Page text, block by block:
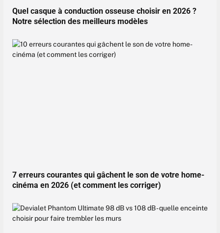
Quel casque à conduction osseuse choisir en 2026 ?
Notre sélection des meilleurs modèles
7 erreurs courantes qui gâchent le son de votre home-
cinéma en 2026 (et comment les corriger)